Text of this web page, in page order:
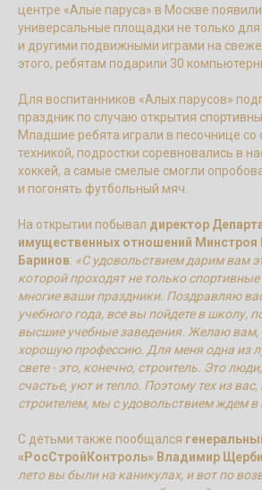
центре «Алые паруса» в Москве
универсальные площадки не только для
и другими подвижными играми на
этого, ребятам подарили 30
Для воспитанников «Алых парусов»
праздник по случаю открытия
Младшие ребята играли в песочнице со
техникой, подростки соревновались в
хоккей, а самые смелые смогли
и погонять футбольный мяч.
На открытии побывал директор
имущественных отношений Минстроя
Баринов: «С удовольствием дарим вам
которой проходят не только
многие ваши праздники. Поздравляю
учебного года, все вы пойдете в школу,
высшие учебные заведения. Желаю
хорошую профессию. Для меня одна из
свете - это, конечно, строитель. Это
счастье, уют и тепло. Поэтому тех из вас,
строителем, мы с удовольствием ждем в
С детьми также пообщался
«РосСтройКонтроль» Владимир
лето вы были на каникулах, и вот по